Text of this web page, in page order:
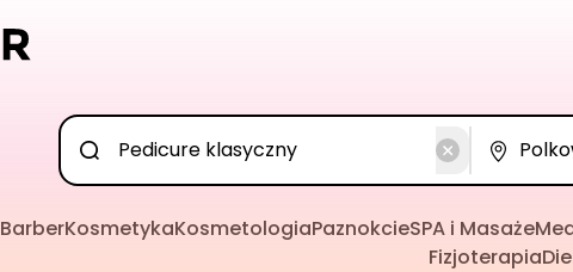
BarberKosmetykaKosmetologiaPaznokcieSPA i Masaże
Fizjoterapia